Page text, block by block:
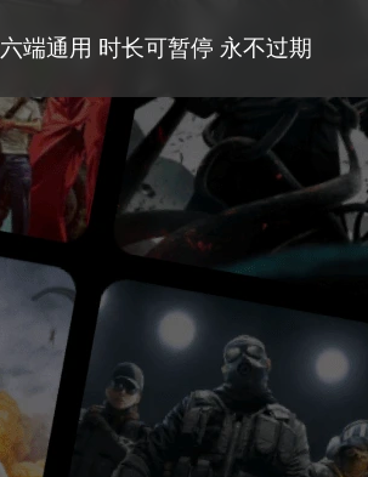
六端通用 时长可暂停 永不过期